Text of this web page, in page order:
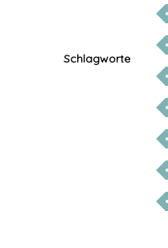
Schlagworte